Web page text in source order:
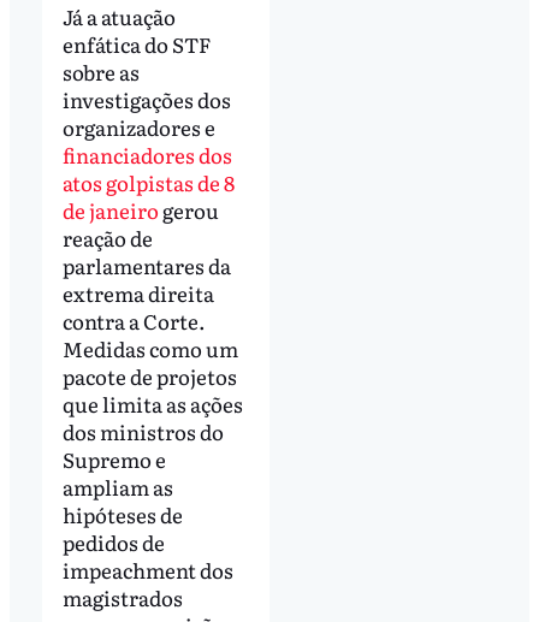
Já a atuação
enfática do STF
sobre as
investigações dos
organizadores e
financiadores dos
atos golpistas de 8
de janeirogerou
reação de
parlamentares da
extrema direita
contra a Corte.
Medidas como um
pacote de projetos
que limita as ações
dos ministros do
Supremo e
ampliam as
hipóteses de
pedidos de
impeachment dos
magistrados